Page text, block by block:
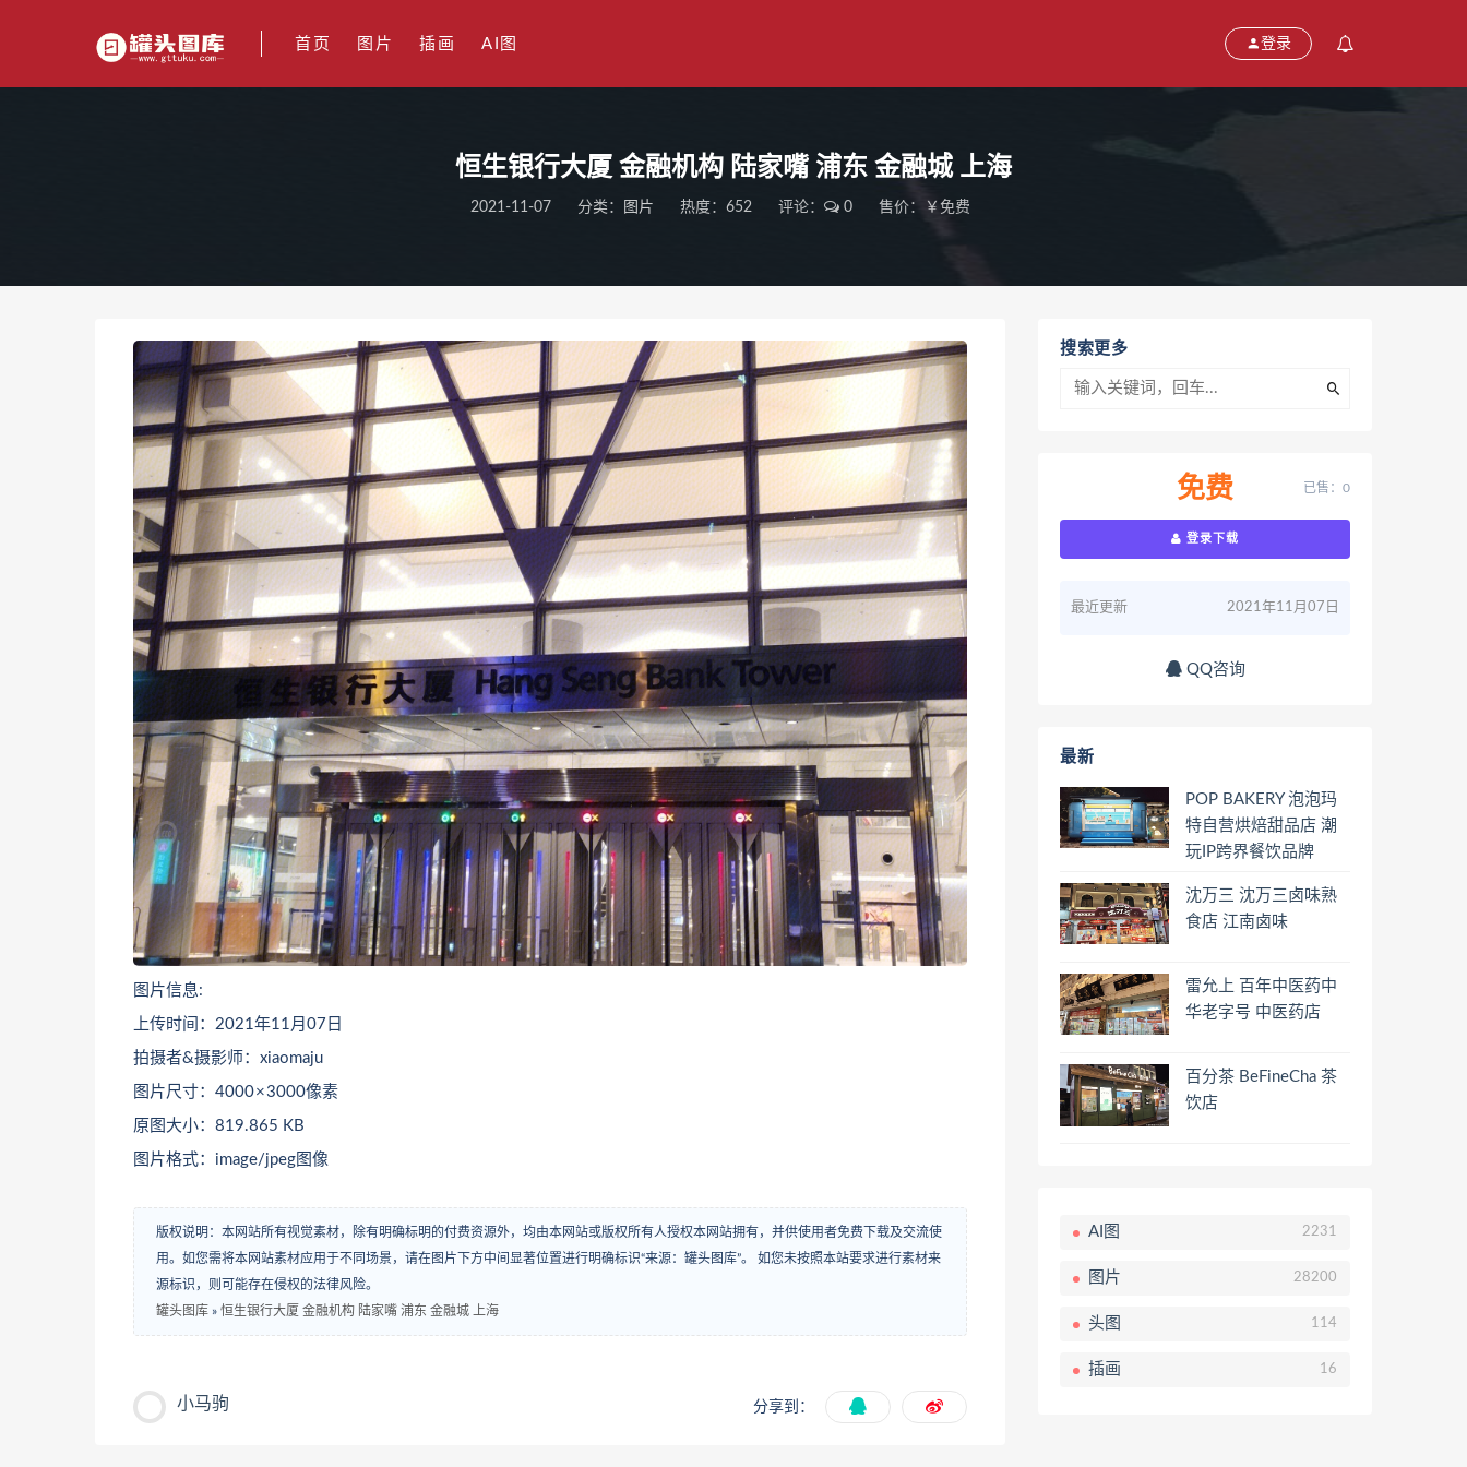
首页 图片 插画 AI图 登录
恒生银行大厦 金融机构 陆家嘴 浦东 金融城 上海
2021-11-07 分类： 图片 热度：652 评论： 0 售价：￥免费
图片信息:
上传时间：2021年11月07日
拍摄者&摄影师：xiaomaju
图片尺寸：4000 × 3000像素
原图大小：819.865 KB
图片格式：image/jpeg图像
版权说明：本网站所有视觉素材，除有明确标明的付费资源外，均由本网站或版权所有人授权本网站拥有，并供使用者免费下载及交流使
用。如您需将本网站素材应用于不同场景，请在图片下方中间显著位置进行明确标识“来源：罐头图库”。 如您未按照本站要求进行素材来
源标识，则可能存在侵权的法律风险。
罐头图库 » 恒生银行大厦 金融机构 陆家嘴 浦东 金融城 上海
小马驹 分享到：
搜索更多
免费 已售：0
登录下载
最近更新 2021年11月07日
QQ咨询
最新
POP BAKERY 泡泡玛
特自营烘焙甜品店 潮
玩IP跨界餐饮品牌
沈万三 沈万三卤味熟
食店 江南卤味
雷允上 百年中医药中
华老字号 中医药店
百分茶 BeFineCha 茶
饮店
AI图 2231
图片 28200
头图 114
插画 16